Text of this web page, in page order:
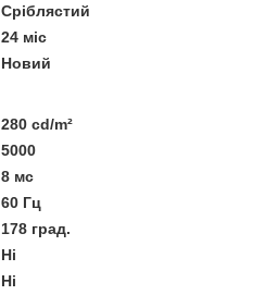
Сріблястий
24 міс
Новий
280 cd/m²
5000
8 мс
60 Гц
178 град.
Ні
Ні